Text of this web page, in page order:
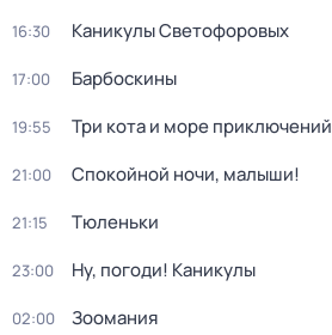
16:30 Каникулы Светофоровых
17:00 Барбоскины
19:55 Три кота и море приключений
21:00 Спокойной ночи, малыши!
21:15 Тюленьки
23:00 Ну, погоди! Каникулы
02:00 Зоомания